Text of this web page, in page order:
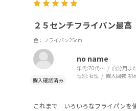
２５センチフライパン最高
色：フライパン25cm
no name
年代:70代～ 自分用ま
性別:女性 購入回数:初
これまで いろいろなフライパンを